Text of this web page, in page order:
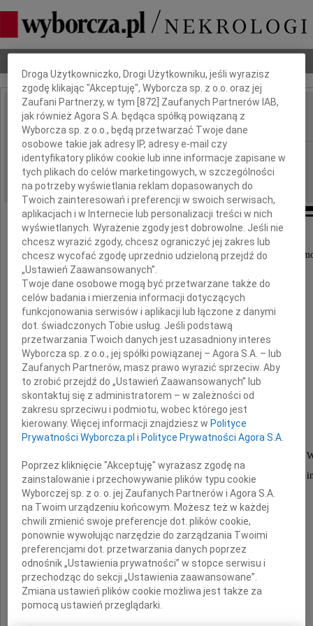
IMIĘ I NAZWISKO: Karol Szmidt
REGION: Warszawa
DATA EMISJI: 17.09.2009
Z głębokim żalem i smutkiem przyjęliśmy
że w dniu 5 września 2009 roku
zmarł, przeżywszy 86 lat,
nasz Kolega, emerytowany notariusz
Karol Szmidt
wieloletni notariusz Państwowego Biura Notarialnego w
wspaniały Człowiek, życzliwy i otwarty na potrzeby
Na trwałe pozostanie w naszej pamięci.
Rodzinie i Najbliższym
wyrazy szczerego współczucia
Dbamy o Twoją prywatność
Droga Użytkowniczko, Drogi Użytkowniku, jeśli wyrazisz
zgodę klikając "Akceptuję", Wyborcza sp. z o.o. oraz jej
Zaufani Partnerzy, w tym [872 ] Zaufanych Partnerów IAB,
jak również Agora S.A. będąca spółką powiązaną z
Wyborcza sp. z o.o., będą przetwarzać Twoje dane
osobowe takie jak adresy IP, adresy e-mail czy
identyfikatory plików cookie lub inne informacje zapisane w
tych plikach do celów marketingowych, w szczególności
na potrzeby wyświetlania reklam dopasowanych do
Twoich zainteresowań i preferencji w swoich serwisach,
aplikacjach i w Internecie lub personalizacji treści w nich
wyświetlanych. Wyrażenie zgody jest dobrowolne. Jeśli nie
chcesz wyrazić zgody, chcesz ograniczyć jej zakres lub
chcesz wycofać zgodę uprzednio udzieloną przejdź do
„Ustawień Zaawansowanych”.
Twoje dane osobowe mogą być przetwarzane także do
celów badania i mierzenia informacji dotyczących
funkcjonowania serwisów i aplikacji lub łączone z danymi
dot. świadczonych Tobie usług. Jeśli podstawą
przetwarzania Twoich danych jest uzasadniony interes
Wyborcza sp. z o.o., jej spółki powiązanej – Agora S.A. – lub
Zaufanych Partnerów, masz prawo wyrazić sprzeciw. Aby
to zrobić przejdź do „Ustawień Zaawansowanych” lub
skontaktuj się z administratorem – w zależności od
zakresu sprzeciwu i podmiotu, wobec którego jest
kierowany. Więcej informacji znajdziesz w Polityce
Prywatności Wyborcza.pl i Polityce Prywatności Agora S.A.
Poprzez kliknięcie "Akceptuję" wyrażasz zgodę na
zainstalowanie i przechowywanie plików typu cookie
Wyborczej sp. z o. o. jej Zaufanych Partnerów i Agora S.A.
na Twoim urządzeniu końcowym. Możesz też w każdej
chwili zmienić swoje preferencje dot. plików cookie,
ponownie wywołując narzędzie do zarządzania Twoimi
preferencjami dot. przetwarzania danych poprzez
odnośnik „Ustawienia prywatności” w stopce serwisu i
przechodząc do sekcji „Ustawienia zaawansowane”.
Zmiana ustawień plików cookie możliwa jest także za
pomocą ustawień przeglądarki.